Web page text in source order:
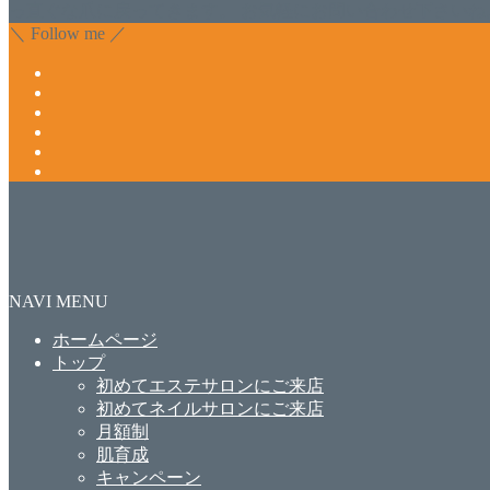
＼ Follow me ／
NAVI MENU
ホームページ
トップ
初めてエステサロンにご来店
初めてネイルサロンにご来店
月額制
肌育成
キャンペーン